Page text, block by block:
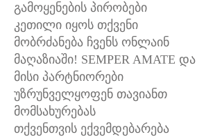
გამოყენების პირობები
კეთილი იყოს თქვენი
მობრძანება ჩვენს ონლაინ
მაღაზიაში! SEMPER AMATE და
მისი პარტნიორები
უზრუნველყოფენ თავიანთ
მომსახურებას
თქვენთვის ექვემდებარება